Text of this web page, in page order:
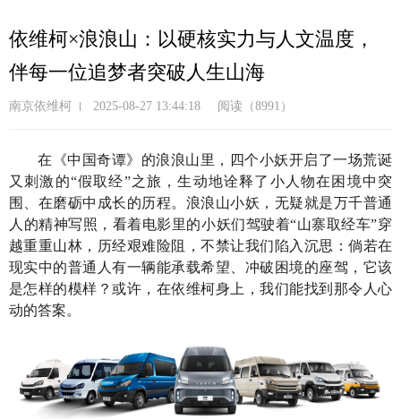
转
到
主
内
依维柯×浪浪山：以硬核实力与人文温度，
伴每一位追梦者突破人生山海
南京依维柯 2025-08-27 13:44:18 阅读（8991）
在《中国奇谭》的浪浪山里，四个小妖开启了一场荒诞
又刺激的“假取经”之旅，生动地诠释了小人物在困境中突
围、在磨砺中成长的历程。浪浪山小妖，无疑就是万千普通
人的精神写照，看着电影里的小妖们驾驶着“山寨取经车”穿
越重重山林，历经艰难险阻，不禁让我们陷入沉思：倘若在
现实中的普通人有一辆能承载希望、冲破困境的座驾，它该
是怎样的模样？或许，在依维柯身上，我们能找到那令人心
动的答案。